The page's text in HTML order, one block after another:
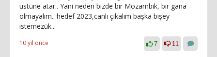
üstüne atar.. Yani neden bizde bir Mozambik, bir gana
olmayalım.. hedef 2023,canlı çıkalım başka bişey
istemezük...
10 yıl önce 7 11